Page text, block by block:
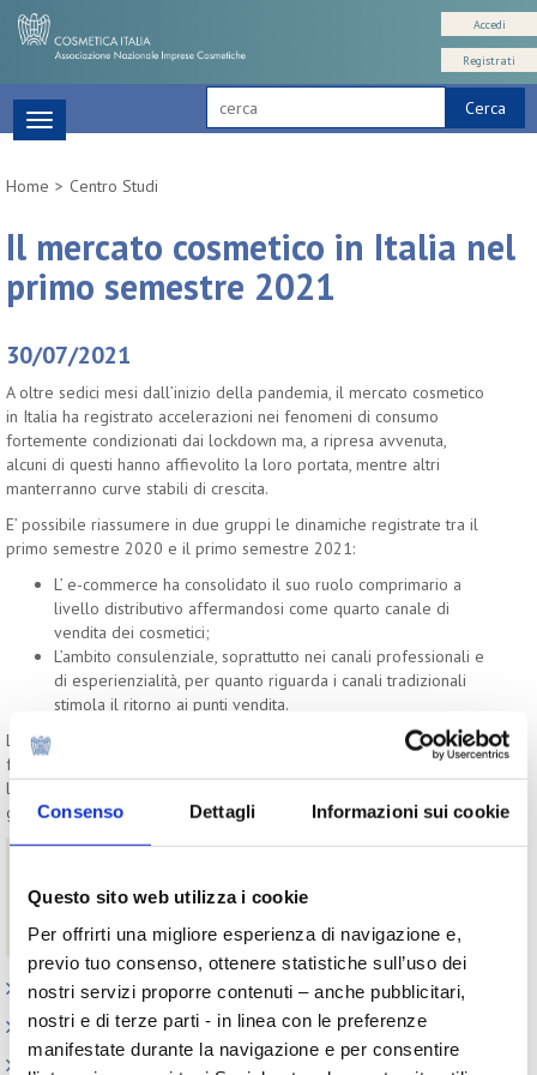
Consenso Dettagli Informazioni sui cookie
Questo sito web utilizza i cookie
Per offrirti una migliore esperienza di navigazione e,
previo tuo consenso, ottenere statistiche sull’uso dei
nostri servizi proporre contenuti – anche pubblicitari,
nostri e di terze parti - in linea con le preferenze
manifestate durante la navigazione e per consentire
Cerca
Accedi
Registrati
Toggle
navigation
Home
Centro Studi
Il mercato cosmetico in Italia nel
primo semestre 2021
30/07/2021
A oltre sedici mesi dall’inizio della pandemia, il mercato cosmetico
in Italia ha registrato accelerazioni nei fenomeni di consumo
fortemente condizionati dai lockdown ma, a ripresa avvenuta,
alcuni di questi hanno affievolito la loro portata, mentre altri
manterranno curve stabili di crescita.
E’ possibile riassumere in due gruppi le dinamiche registrate tra il
primo semestre 2020 e il primo semestre 2021:
L’ e-commerce ha consolidato il suo ruolo comprimario a
livello distributivo affermandosi come quarto canale di
vendita dei cosmetici;
L’ambito consulenziale, soprattutto nei canali professionali e
di esperienzialità, per quanto riguarda i canali tradizionali
stimola il ritorno ai punti vendita.
La nuova normalità delinea uno scenario di coesione tra i due
fenomeni: lo spauracchio della cannibalizzazione tra l’online e
l’offline potrebbe dimostrarsi solo un ricordo se affrontato nella
giusta misura.
Il mercato cosmetico in Italia nel primo semestre 2021
Beauty Trend Watch - versione completa di luglio 2021
Appuntamenti
Outlook: il nuovo report del Centro Studi